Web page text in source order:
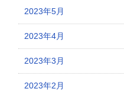
2023年5月
2023年4月
2023年3月
2023年2月